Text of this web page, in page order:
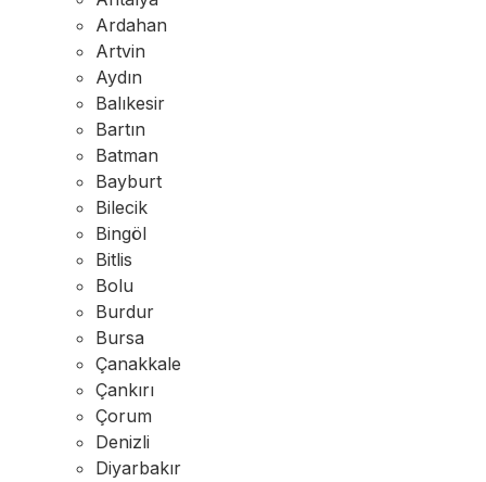
Ardahan
Artvin
Aydın
Balıkesir
Bartın
Batman
Bayburt
Bilecik
Bingöl
Bitlis
Bolu
Burdur
Bursa
Çanakkale
Çankırı
Çorum
Denizli
Diyarbakır